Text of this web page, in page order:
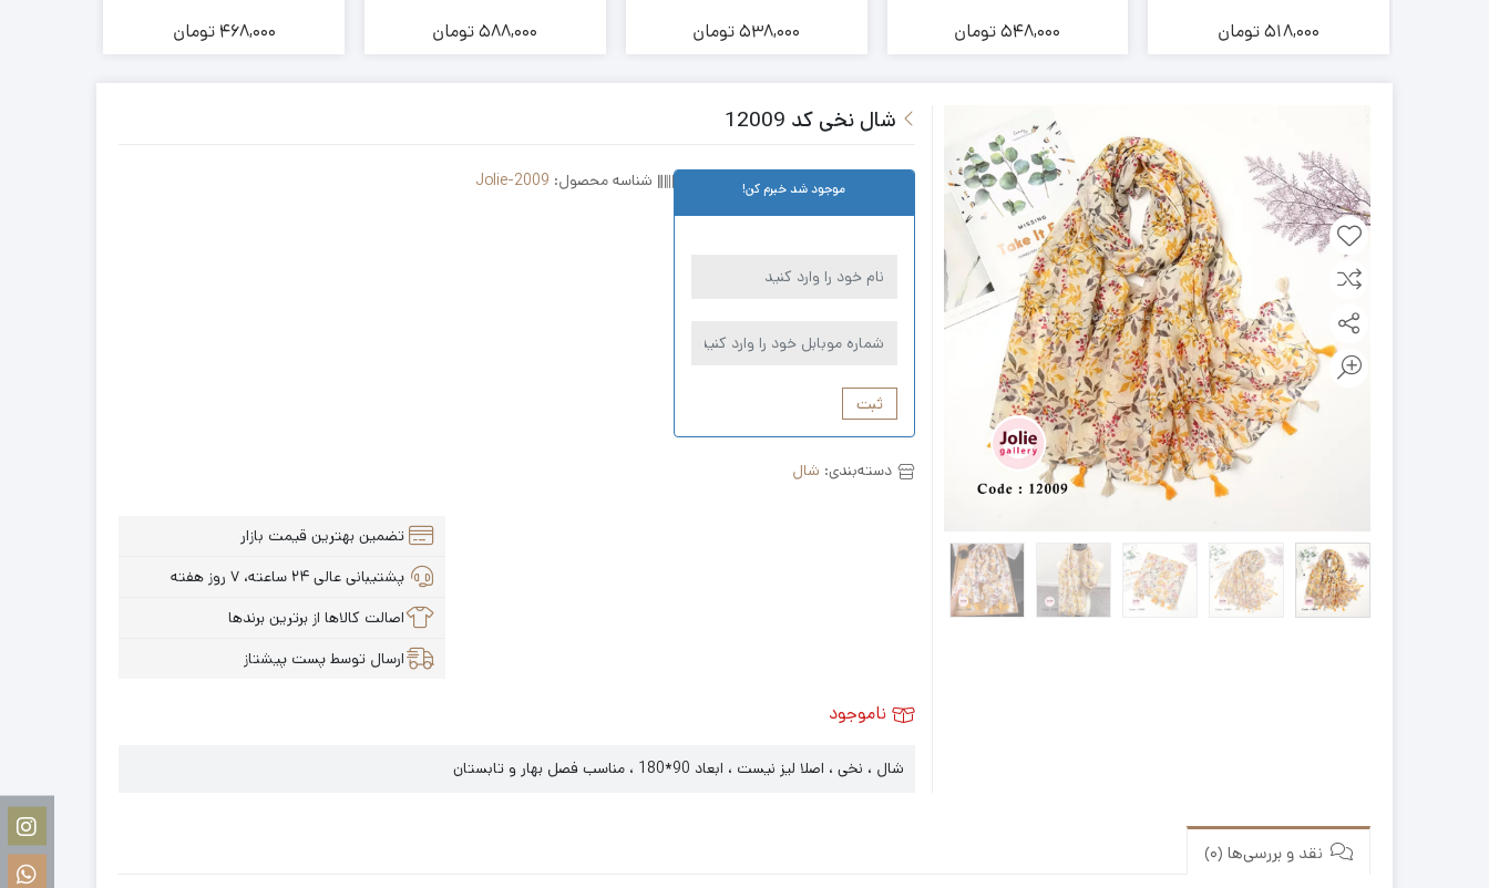
518,000تومان 548,000تومان 538,000تومان 588,000تومان 468,000 تومان
شال نخی کد 12009
موجود شد خبرم کن!
ثبت
شناسه محصول: Jolie-2009
دسته‌بندی: شال
تضمین بهترین قیمت بازار
پشتیبانی عالی ۲۴ ساعته، ۷ روز هفته
اصالت کالاها از برترین برندها
ارسال توسط پست پیشتاز
ناموجود
شال ، نخی ، اصلا لیز نیست ، ابعاد 90*180 ، مناسب فصل بهار و تابستان
نقد و بررسی‌ها (0)